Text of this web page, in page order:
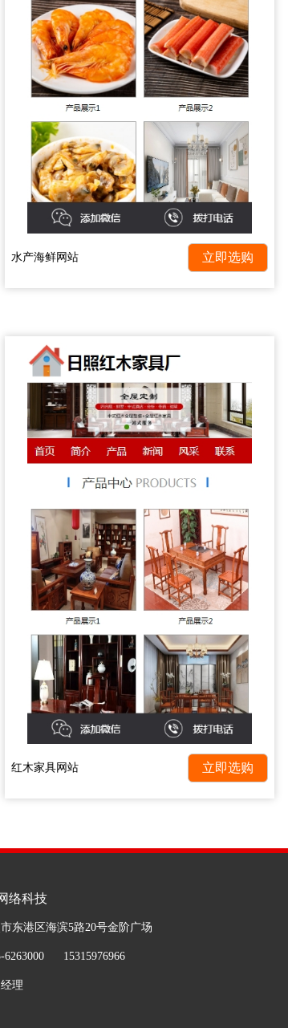
水产海鲜网站
红木家具网站
络科技
东港区海滨5路20号金阶广场
6263000 15315976966
理